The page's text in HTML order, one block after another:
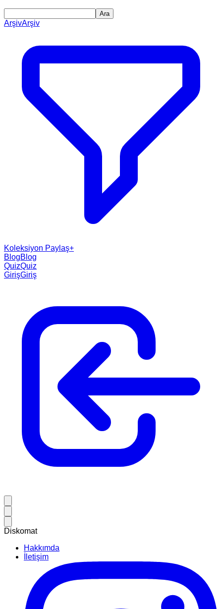
Ara
ArşivArşiv
Koleksiyon Paylaş+
BlogBlog
QuizQuiz
GirişGiriş
Diskomat
Hakkımda
İletişim